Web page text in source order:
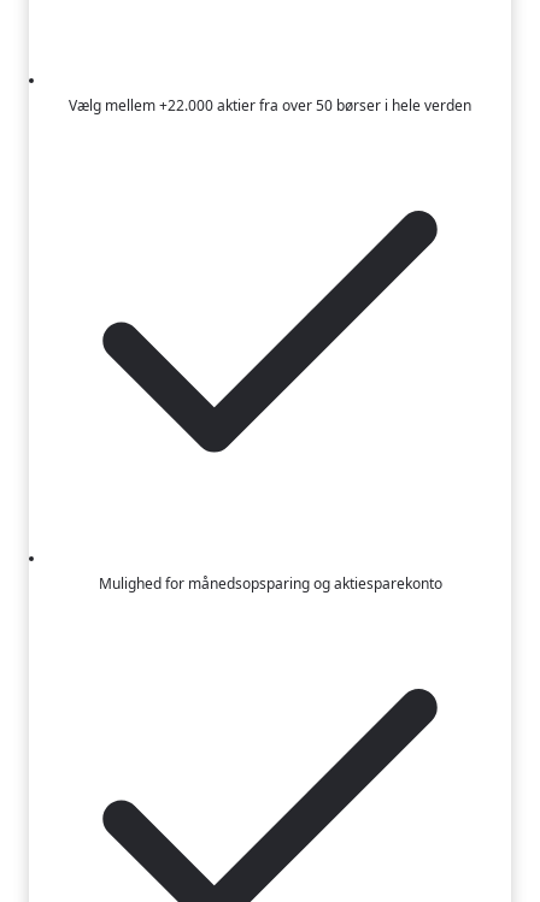
Vælg mellem +22.000 aktier fra over 50 børser i hele verden
Mulighed for månedsopsparing og aktiesparekonto